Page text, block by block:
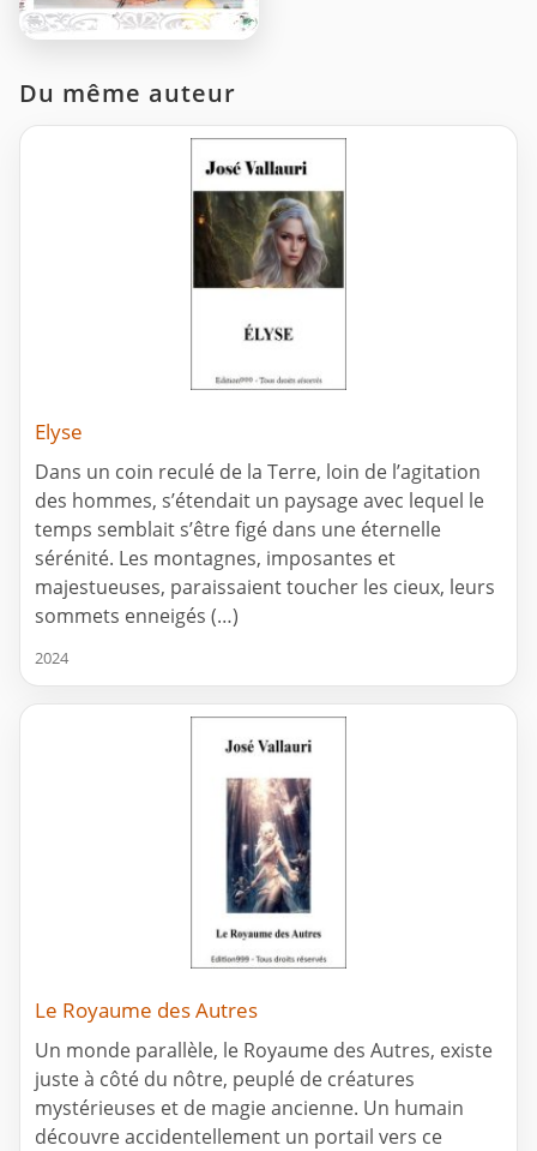
Du même auteur
Elyse
Dans un coin reculé de la Terre, loin de l’agitation
des hommes, s’étendait un paysage avec lequel le
temps semblait s’être figé dans une éternelle
sérénité. Les montagnes, imposantes et
majestueuses, paraissaient toucher les cieux, leurs
sommets enneigés (…)
2024
Le Royaume des Autres
Un monde parallèle, le Royaume des Autres, existe
juste à côté du nôtre, peuplé de créatures
mystérieuses et de magie ancienne. Un humain
découvre accidentellement un portail vers ce